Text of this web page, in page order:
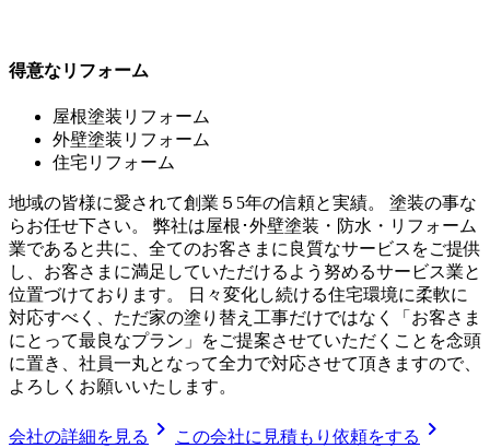
得意なリフォーム
屋根塗装リフォーム
外壁塗装リフォーム
住宅リフォーム
地域の皆様に愛されて創業５5年の信頼と実績。 塗装の事な
らお任せ下さい。 弊社は屋根･外壁塗装・防水・リフォーム
業であると共に、全てのお客さまに良質なサービスをご提供
し、お客さまに満足していただけるよう努めるサービス業と
位置づけております。 日々変化し続ける住宅環境に柔軟に
対応すべく、ただ家の塗り替え工事だけではなく「お客さま
にとって最良なプラン」をご提案させていただくことを念頭
に置き、社員一丸となって全力で対応させて頂きますので、
よろしくお願いいたします。
会社の詳細を見る chevron_right この会社に見積もり依頼をする chevron_right